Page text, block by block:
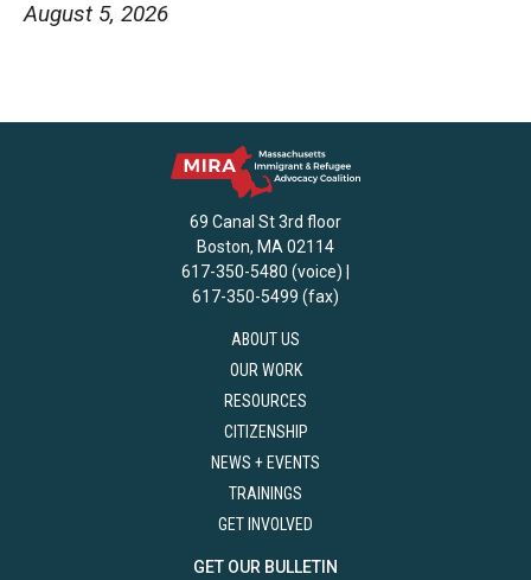
August 5, 2026
69 Canal St 3rd floor
Boston, MA 02114
617-350-5480 (voice) |
617-350-5499 (fax)
ABOUT US
OUR WORK
RESOURCES
CITIZENSHIP
NEWS + EVENTS
TRAININGS
GET INVOLVED
GET OUR BULLETIN